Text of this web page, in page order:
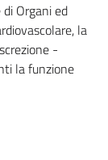
Organi ed
la
-
la funzione